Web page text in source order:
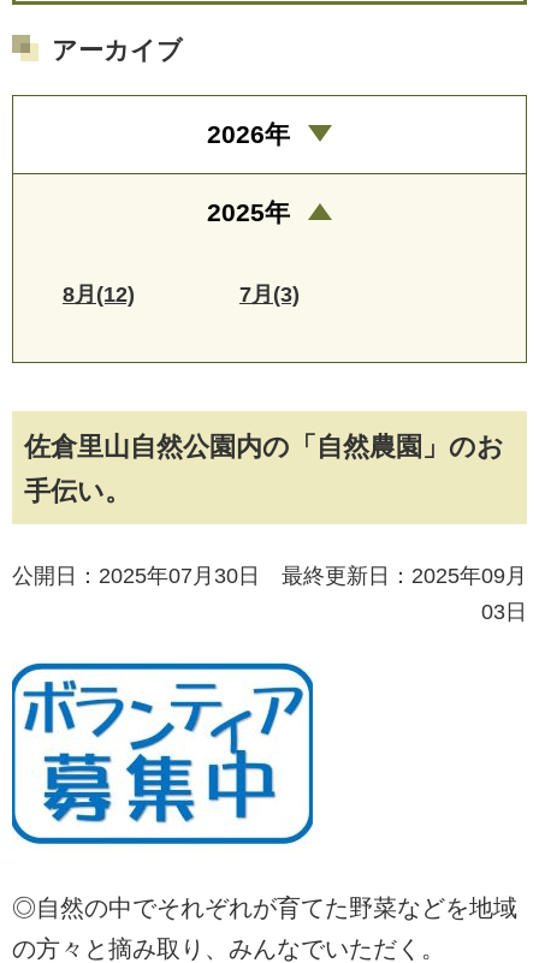
佐倉里山自然公園内の「自然農園」のお
手伝い。
公開日：2025年07月30日 最終更新日：2025年09月
03日
◎自然の中でそれぞれが育てた野菜などを地域
の方々と摘み取り、みんなでいただく。
アーカイブ
2026年
2025年
8月(12) 7月(3)